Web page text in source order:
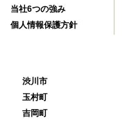
当社6つの強み
個人情報保護方針
渋川市
玉村町
吉岡町